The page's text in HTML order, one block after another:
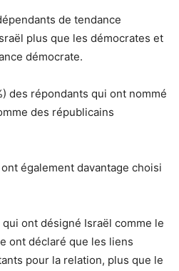
de tendance
plus que les démocrates et
démocrate.
des répondants qui ont nommé
des républicains
également davantage choisi
ont désigné Israël comme le
ont déclaré que les liens
pour la relation, plus que le